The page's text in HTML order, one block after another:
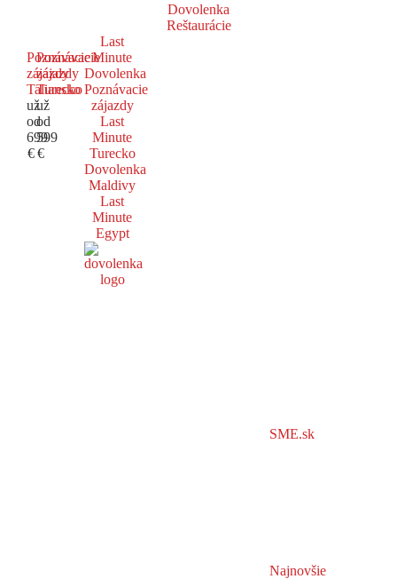
Dovolenka
Reštaurácie
Poznávacie
zájazdy
Taliansko
už
od
699
€
Poznávacie
zájazdy
Turecko
už
od
599
€
Last
Minute
Dovolenka
Poznávacie
zájazdy
Last
Minute
Turecko
Dovolenka
Maldivy
Last
Minute
Egypt
SME.sk
Najnovšie